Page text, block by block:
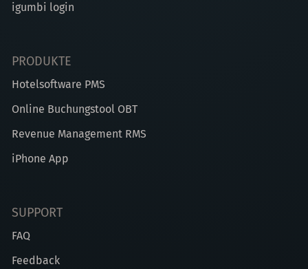
igumbi login
PRODUKTE
Hotelsoftware PMS
Online Buchungstool OBT
Revenue Management RMS
iPhone App
SUPPORT
FAQ
Feedback